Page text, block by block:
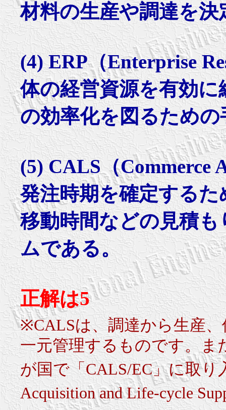
材料の生産や調達を
(4) ERP（Enterprise
体の経営資源を有効
の効率化を図るため
(5) CALS（Commerce
発注時期を確定する
移動時間などの見積
ムである。
正解は5
※CALSは、調達から生産
一元管理するものです。
が国で「CALS/EC」に取
Acquisition and Life-cycle